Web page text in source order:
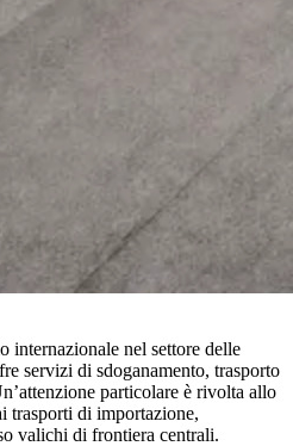
internazionale nel settore delle
servizi di sdoganamento, trasporto
particolare è rivolta allo
trasporti di importazione,
valichi di frontiera centrali.